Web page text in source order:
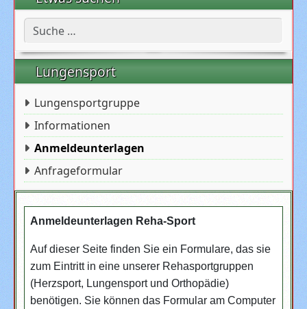
Suchen
Lungensport
Lungensportgruppe
Informationen
Anmeldeunterlagen
Anfrageformular
Anmeldeunterlagen Reha-Sport
Auf dieser Seite finden Sie ein Formulare, das sie
zum Eintritt in eine unserer Rehasportgruppen
(Herzsport, Lungensport und Orthopädie)
benötigen. Sie können das Formular am Computer